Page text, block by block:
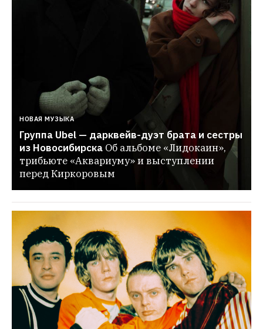
НОВАЯ МУЗЫКА
Группа Ubel — дарквейв-дуэт брата и сестры
из Новосибирска Об альбоме «Лидокаин»,
трибьюте «Аквариуму» и выступлении
перед Киркоровым